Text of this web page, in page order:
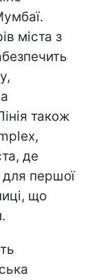
міста з
також
де
для першої
що